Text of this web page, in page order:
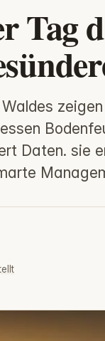
Tag
Daten. sie